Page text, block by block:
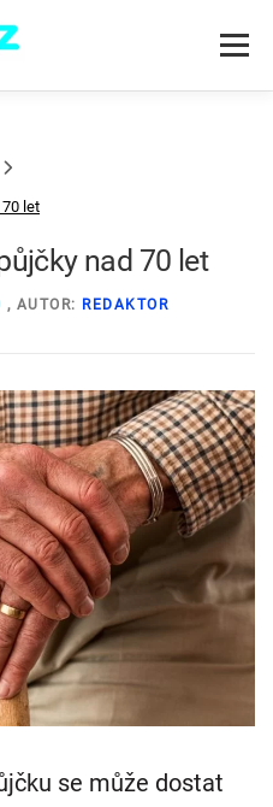
Menu
let
nad 70 let
, AUTOR: REDAKTOR
se může dostat